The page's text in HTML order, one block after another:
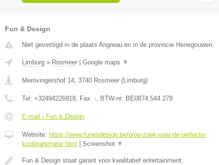
Fun & Design
Niet gevestigd in de plaats Angreau en in de provincie Henegouwen.
Limburg » Rosmeer | Google maps ▼
Merovingershof 14 3740 Rosmeer (Limburg)
Tel: +32494226918 , Fax: - , BTW-nr: BE0874.544.278
E-mail › Fun & Design
Website: https://www.funendesign.be/p/op-zoek-naar-de-perfecte-
kinderanimatie.html | Screenshot ▼
Fun & Design staat garant voor kwalitatief entertainment,